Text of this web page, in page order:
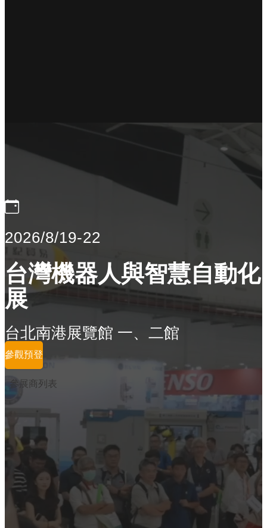
2026/8/19-22
台灣機器人與智慧自動化
展
台北南港展覽館 一、二館
參觀預登
參展商列表